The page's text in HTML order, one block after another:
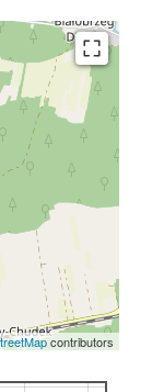
contributors